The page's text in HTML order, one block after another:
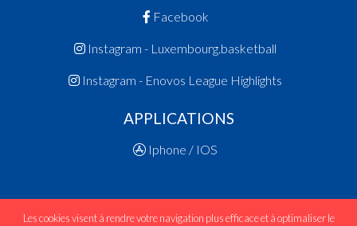
Facebook
Instagram - Luxembourg.basketball
Instagram - Enovos League Highlights
APPLICATIONS
Iphone / IOS
Les cookies visent à rendre votre navigation plus efficace et à optimaliser le